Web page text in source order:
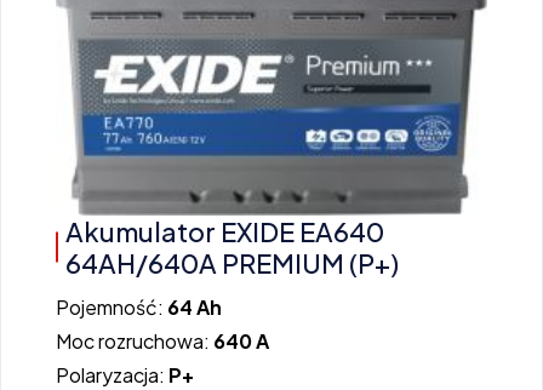
Akumulator EXIDE EA640
64AH/640A PREMIUM (P+)
Pojemność: 64 Ah
Moc rozruchowa: 640 A
Polaryzacja: P+